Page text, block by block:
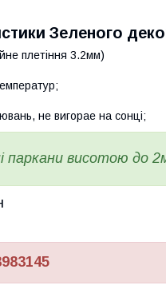
Зеленого
плетіння 3.2мм)
не вигорае на сонці;
паркани висотою до